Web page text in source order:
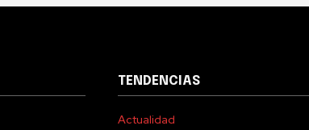
TENDENCIAS
Actualidad